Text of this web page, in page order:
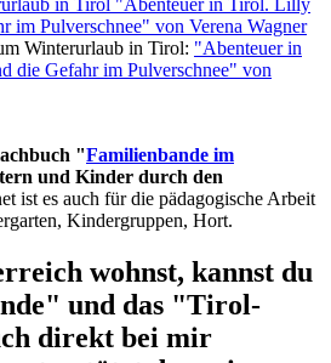
Winterurlaub in Tirol: "Abenteuer in
die Gefahr im Pulverschnee" von
"Familienbande im
und Kinder durch den
ist es auch für die pädagogische Arbeit
Kindergruppen, Hort.
wohnst, kannst du
und das "Tirol-
direkt bei mir